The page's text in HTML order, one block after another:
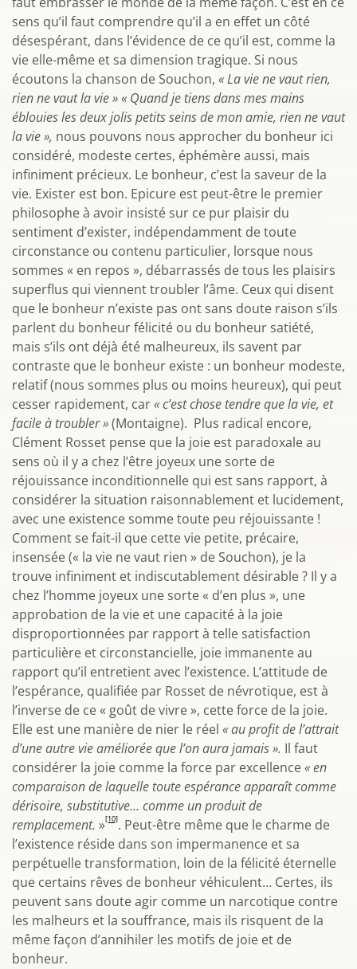
sens qu’il faut comprendre qu’il a en effet un côté
désespérant, dans l’évidence de ce qu’il est, comme la
vie elle-même et sa dimension tragique. Si nous
écoutons la chanson de Souchon, « La vie ne vaut rien,
rien ne vaut la vie » « Quand je tiens dans mes mains
éblouies les deux jolis petits seins de mon amie, rien ne vaut
la vie », nous pouvons nous approcher du bonheur ici
considéré, modeste certes, éphémère aussi, mais
infiniment précieux. Le bonheur, c’est la saveur de la
vie. Exister est bon. Epicure est peut-être le premier
philosophe à avoir insisté sur ce pur plaisir du
sentiment d’exister, indépendamment de toute
circonstance ou contenu particulier, lorsque nous
sommes « en repos », débarrassés de tous les plaisirs
superflus qui viennent troubler l’âme. Ceux qui disent
que le bonheur n’existe pas ont sans doute raison s’ils
parlent du bonheur félicité ou du bonheur satiété,
mais s’ils ont déjà été malheureux, ils savent par
contraste que le bonheur existe : un bonheur modeste,
relatif (nous sommes plus ou moins heureux), qui peut
cesser rapidement, car« c’est chose tendre que la vie, et
facile à troubler »(Montaigne). Plus radical encore,
Clément Rosset pense que la joie est paradoxale au
sens où il y a chez l’être joyeux une sorte de
réjouissance inconditionnelle qui est sans rapport, à
considérer la situation raisonnablement et lucidement,
avec une existence somme toute peu réjouissante !
Comment se fait-il que cette vie petite, précaire,
insensée (« la vie ne vaut rien » de Souchon), je la
trouve infiniment et indiscutablement désirable ? Il y a
chez l’homme joyeux une sorte « d’en plus », une
approbation de la vie et une capacité à la joie
disproportionnées par rapport à telle satisfaction
particulière et circonstancielle, joie immanente au
rapport qu’il entretient avec l’existence. L’attitude de
l’espérance, qualifiée par Rosset de névrotique, est à
l’inverse de ce « goût de vivre », cette force de la joie.
Elle est une manière de nier le réel « au profit de l’attrait
d’une autre vie améliorée que l’on aura jamais ». Il faut
considérer la joie comme la force par excellence« en
comparaison de laquelle toute espérance apparaît comme
dérisoire, substitutive… comme un produit de
remplacement. »[10]. Peut-être même que le charme de
l’existence réside dans son impermanence et sa
perpétuelle transformation, loin de la félicité éternelle
que certains rêves de bonheur véhiculent… Certes, ils
peuvent sans doute agir comme un narcotique contre
les malheurs et la souffrance, mais ils risquent de la
même façon d’annihiler les motifs de joie et de
bonheur.